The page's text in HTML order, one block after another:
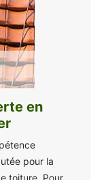
en
pour la